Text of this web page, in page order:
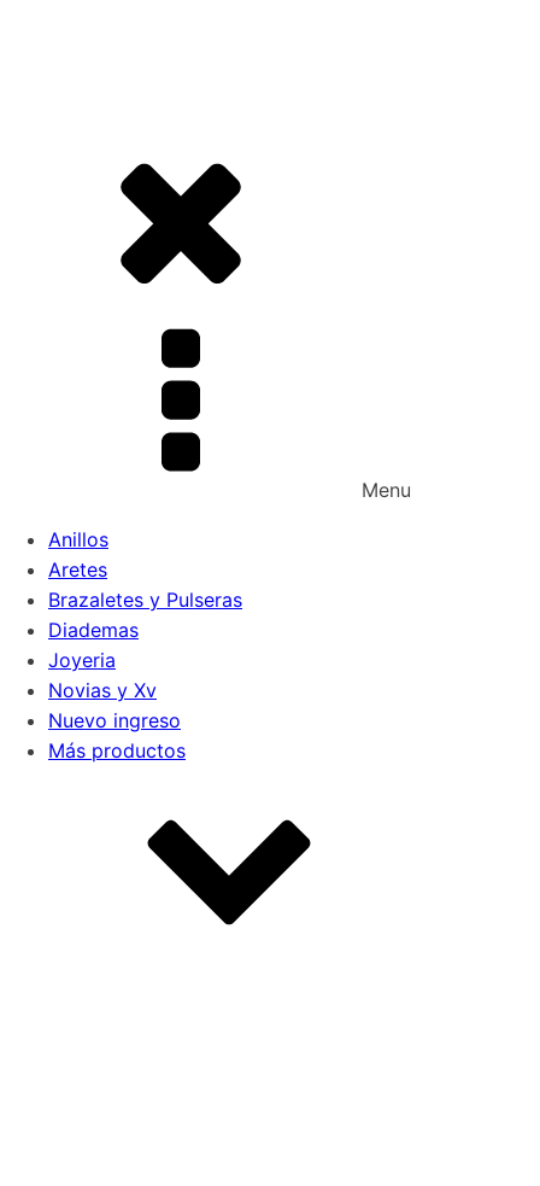
Menu
Anillos
Aretes
Brazaletes y Pulseras
Diademas
Joyeria
Novias y Xv
Nuevo ingreso
Más productos